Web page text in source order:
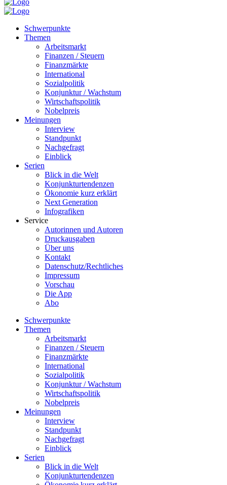
Schwerpunkte
Themen
Arbeitsmarkt
Finanzen / Steuern
Finanzmärkte
International
Sozialpolitik
Konjunktur / Wachstum
Wirtschaftspolitik
Nobelpreis
Meinungen
Interview
Standpunkt
Nachgefragt
Einblick
Serien
Blick in die Welt
Konjunkturtendenzen
Ökonomie kurz erklärt
Next Generation
Infografiken
Service
Autorinnen und Autoren
Druckausgaben
Über uns
Kontakt
Datenschutz/Rechtliches
Impressum
Vorschau
Die App
Abo
Schwerpunkte
Themen
Arbeitsmarkt
Finanzen / Steuern
Finanzmärkte
International
Sozialpolitik
Konjunktur / Wachstum
Wirtschaftspolitik
Nobelpreis
Meinungen
Interview
Standpunkt
Nachgefragt
Einblick
Serien
Blick in die Welt
Konjunkturtendenzen